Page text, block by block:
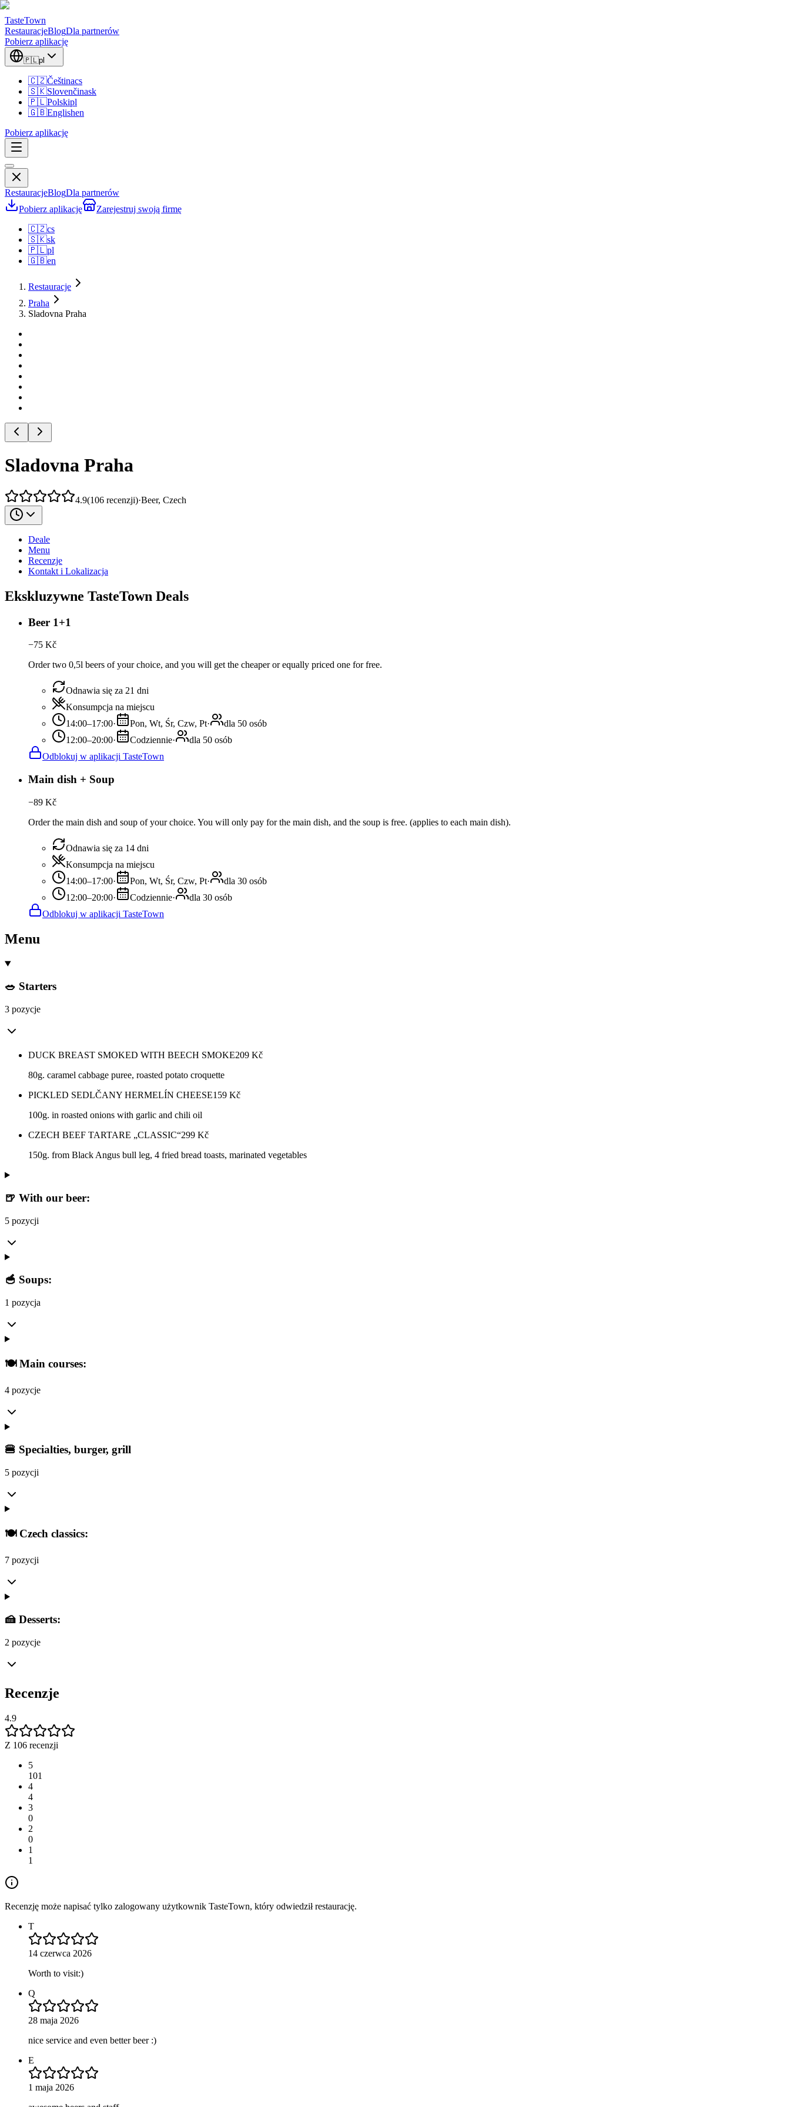
TasteTown
RestauracjeBlogDla partnerów
Pobierz aplikację
🇵🇱pl
🇨🇿Češtinacs
🇸🇰Slovenčinask
🇵🇱Polskipl
🇬🇧Englishen
Pobierz aplikację
RestauracjeBlogDla partnerów
Pobierz aplikację
Zarejestruj swoją firmę
🇨🇿cs
🇸🇰sk
🇵🇱pl
🇬🇧en
Restauracje
Praha
Sladovna Praha
Sladovna Praha
4.9(106 recenzji)·Beer, Czech
Deale
Menu
Recenzje
Kontakt i Lokalizacja
Ekskluzywne TasteTown Deals
Beer 1+1
−75 Kč
Order two 0,5l beers of your choice, and you will get the cheaper or equally priced one for free.
Odnawia się za 21 dni
Konsumpcja na miejscu
14:00–17:00· Pon, Wt, Śr, Czw, Pt·
dla 50 osób
12:00–20:00· Codziennie·
dla 50 osób
Odblokuj w aplikacji TasteTown
Main dish + Soup
−89 Kč
Order the main dish and soup of your choice. You will only pay for the main dish, and the soup is free. (applies to each main dish).
Odnawia się za 14 dni
Konsumpcja na miejscu
14:00–17:00· Pon, Wt, Śr, Czw, Pt·
dla 30 osób
12:00–20:00· Codziennie·
dla 30 osób
Odblokuj w aplikacji TasteTown
Menu
🥗 Starters
3 pozycje
DUCK BREAST SMOKED WITH BEECH SMOKE209 Kč
80g. caramel cabbage puree, roasted potato croquette
PICKLED SEDLČANY HERMELÍN CHEESE159 Kč
100g. in roasted onions with garlic and chili oil
CZECH BEEF TARTARE „CLASSIC“299 Kč
150g. from Black Angus bull leg, 4 fried bread toasts, marinated vegetables
🍺 With our beer:
5 pozycji
🥣 Soups:
1 pozycja
🍽️ Main courses:
4 pozycje
🍔 Specialties, burger, grill
5 pozycji
🍽️ Czech classics:
7 pozycji
🍰 Desserts:
2 pozycje
Recenzje
4.9
Z 106 recenzji
5
101
4
4
3
0
2
0
1
1
Recenzję może napisać tylko zalogowany użytkownik TasteTown, który odwiedził restaurację.
T
14 czerwca 2026
Worth to visit:)
Q
28 maja 2026
nice service and even better beer :)
E
1 maja 2026